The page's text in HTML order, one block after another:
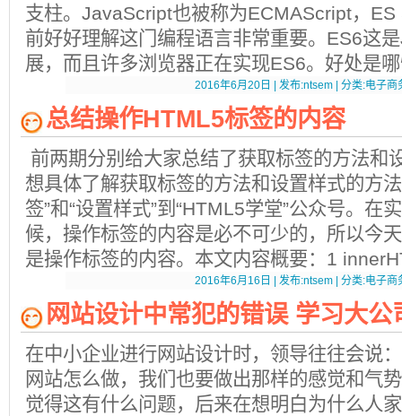
支柱。JavaScript也被称为ECMAScript，
前好好理解这门编程语言非常重要。ES6这
展，而且许多浏览器正在实现ES6。好处是
2016年6月20日 | 发布:ntsem | 分类:电子商
总结操作HTML5标签的内容
前两期分别给大家总结了获取标签的方法和
想具体了解获取标签的方法和设置样式的方
签”和“设置样式”到“HTML5学堂”公众号。在
候，操作标签的内容是必不可少的，所以今
是操作标签的内容。本文内容概要：1
2016年6月16日 | 发布:ntsem | 分类:电子商
网站设计中常犯的错误 学习大公
在中小企业进行网站设计时，领导往往会说
网站怎么做，我们也要做出那样的感觉和
觉得这有什么问题，后来在想明白为什么人